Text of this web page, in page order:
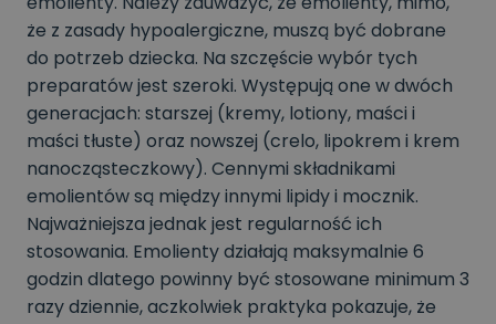
że z zasady hypoalergiczne, muszą być dobrane
do potrzeb dziecka. Na szczęście wybór tych
preparatów jest szeroki. Występują one w dwóch
generacjach: starszej (kremy, lotiony, maści i
maści tłuste) oraz nowszej (crelo, lipokrem i krem
nanocząsteczkowy). Cennymi składnikami
emolientów są między innymi lipidy i mocznik.
Najważniejsza jednak jest regularność ich
stosowania. Emolienty działają maksymalnie 6
godzin dlatego powinny być stosowane minimum 3
razy dziennie, aczkolwiek praktyka pokazuje, że